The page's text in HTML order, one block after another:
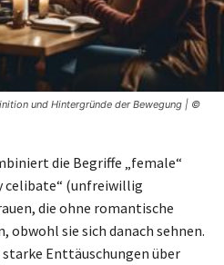
und Hintergründe der Bewegung | ©
die Begriffe „female“
celibate“ (unfreiwillig
die ohne romantische
obwohl sie sich danach sehnen.
Enttäuschungen über